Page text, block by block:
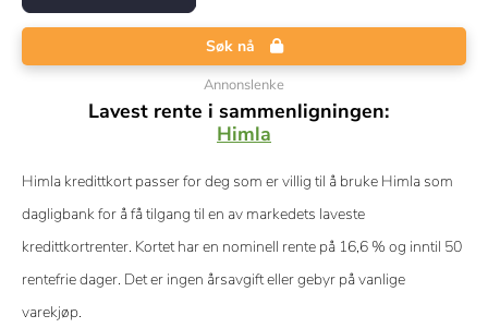
Søk nå
Annonslenke
Lavest rente i sammenligningen:
Himla
Himla kredittkort passer for deg som er villig til å bruke Himla som
dagligbank for å få tilgang til en av markedets laveste
kredittkortrenter. Kortet har en nominell rente på 16,6 % og inntil 50
rentefrie dager. Det er ingen årsavgift eller gebyr på vanlige
varekjøp.